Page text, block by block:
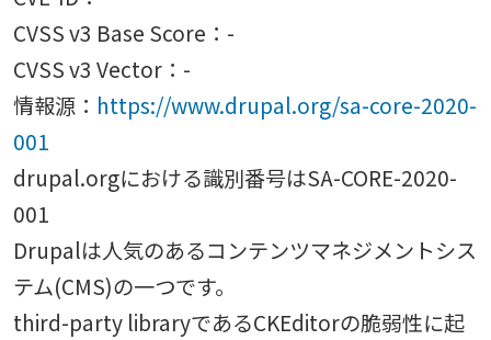
CVSS v3 Base Score：-
CVSS v3 Vector：-
情報源： https://www.drupal.org/sa-core-2020-
001
drupal.orgにおける識別番号はSA-CORE-2020-
001
Drupalは人気のあるコンテンツマネジメントシス
テム(CMS)の一つです。
third-party libraryであるCKEditorの脆弱性に起